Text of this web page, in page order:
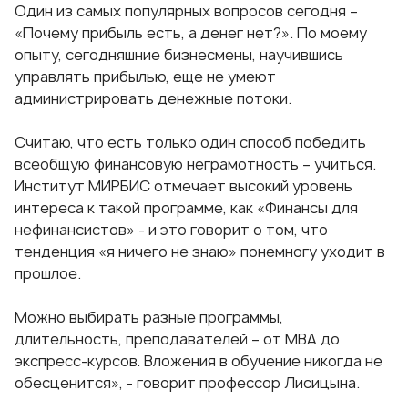
Один из самых популярных вопросов сегодня –
«Почему прибыль есть, а денег нет?». По моему
опыту, сегодняшние бизнесмены, научившись
управлять прибылью, еще не умеют
администрировать денежные потоки.
Считаю, что есть только один способ победить
всеобщую финансовую неграмотность – учиться.
Институт МИРБИС отмечает высокий уровень
интереса к такой программе, как «Финансы для
нефинансистов» - и это говорит о том, что
тенденция «я ничего не знаю» понемногу уходит в
прошлое.
Можно выбирать разные программы,
длительность, преподавателей – от МВА до
экспресс-курсов. Вложения в обучение никогда не
обесценится», - говорит профессор Лисицына.